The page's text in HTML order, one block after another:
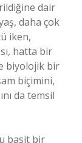
dair
daha çok
iken,
hatta bir
biyolojik bir
biçimini,
da temsil
basit bir